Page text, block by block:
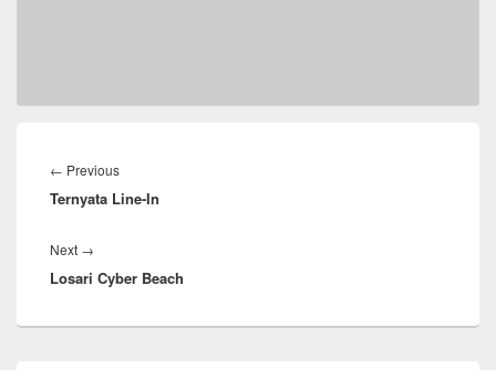
navigation
← PreviousPrevious
post:
Ternyata Line-In
Next →
post:
Losari Cyber Beach